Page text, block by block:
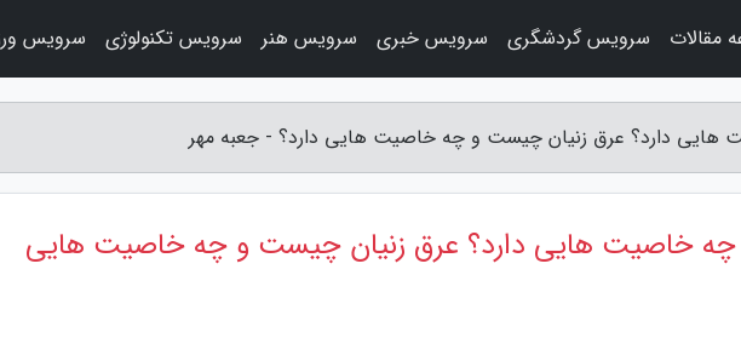
دارد؟ عرق زنیان چیست و چه خاصیت هایی دارد؟ - جعبه مهر
خاصیت هایی دارد؟ عرق زنیان چیست و چه خاصیت هایی
مقالات سرویس گردشگری سرویس خبری سرویس هنر سرویس تکنولوژی سرویس